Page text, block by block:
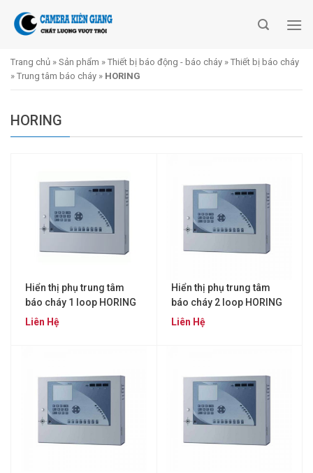
Trang chủ » Sản phẩm » Thiết bị báo động - báo cháy » Thiết bị báo cháy
» Trung tâm báo cháy » HORING
HORING
Hiển thị phụ trung tâm
báo cháy 1 loop HORING
QA-16
Liên Hệ
Hiển thị phụ trung tâm
báo cháy 2 loop HORING
QA-16
Liên Hệ